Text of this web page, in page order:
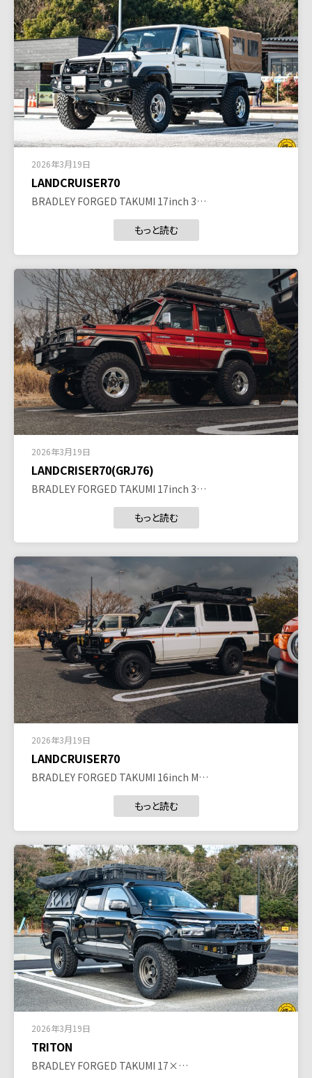
2026年3月19日
LANDCRUISER70
BRADLEY FORGED TAKUMI 17inch 3…
もっと読む
2026年3月19日
LANDCRISER70(GRJ76)
BRADLEY FORGED TAKUMI 17inch 3…
もっと読む
2026年3月19日
LANDCRUISER70
BRADLEY FORGED TAKUMI 16inch M…
もっと読む
2026年3月19日
TRITON
BRADLEY FORGED TAKUMI 17×…